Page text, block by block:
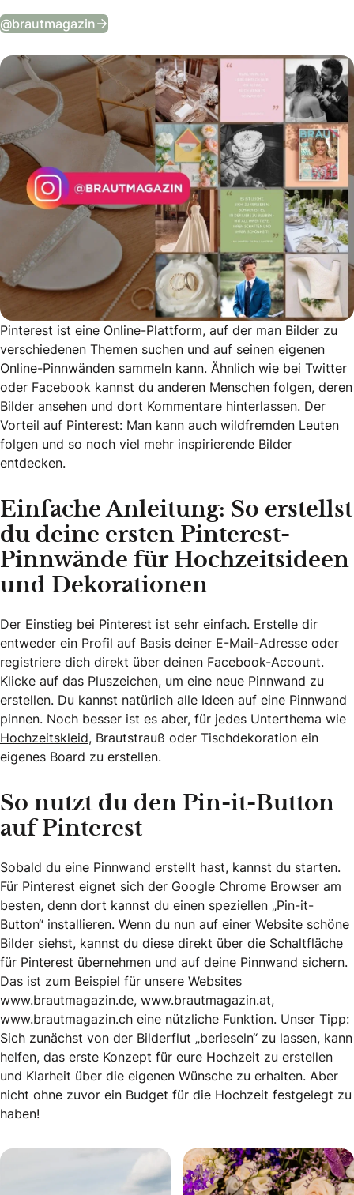
@brautmagazin Tägliche Wedding Vibes auf Instagram
Pinterest ist eine Online-Plattform, auf der man Bilder zu
verschiedenen Themen suchen und auf seinen eigenen
Online-Pinnwänden sammeln kann. Ähnlich wie bei Twitter
oder Facebook kannst du anderen Menschen folgen, deren
Bilder ansehen und dort Kommentare hinterlassen. Der
Vorteil auf Pinterest: Man kann auch wildfremden Leuten
folgen und so noch viel mehr inspirierende Bilder
entdecken.
Einfache Anleitung: So erstellst
du deine ersten Pinterest-
Pinnwände für Hochzeitsideen
und Dekorationen
Der Einstieg bei Pinterest ist sehr einfach. Erstelle dir
entweder ein Profil auf Basis deiner E-Mail-Adresse oder
registriere dich direkt über deinen Facebook-Account.
Klicke auf das Pluszeichen, um eine neue Pinnwand zu
erstellen. Du kannst natürlich alle Ideen auf eine Pinnwand
pinnen. Noch besser ist es aber, für jedes Unterthema wie
Hochzeitskleid, Brautstrauß oder Tischdekoration ein
eigenes Board zu erstellen.
So nutzt du den Pin-it-Button
auf Pinterest
Sobald du eine Pinnwand erstellt hast, kannst du starten.
Für Pinterest eignet sich der Google Chrome Browser am
besten, denn dort kannst du einen speziellen „Pin-it-
Button“ installieren. Wenn du nun auf einer Website schöne
Bilder siehst, kannst du diese direkt über die Schaltfläche
für Pinterest übernehmen und auf deine Pinnwand sichern.
Das ist zum Beispiel für unsere Websites
www.brautmagazin.de, www.brautmagazin.at,
www.brautmagazin.ch eine nützliche Funktion. Unser Tipp:
Sich zunächst von der Bilderflut „berieseln“ zu lassen, kann
helfen, das erste Konzept für eure Hochzeit zu erstellen
und Klarheit über die eigenen Wünsche zu erhalten. Aber
nicht ohne zuvor ein Budget für die Hochzeit festgelegt zu
haben!